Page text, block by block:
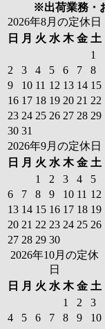
※出荷業務・
2026年8月の定休日
日 月 火 水 木 金 土
1
2
3 4 5 6 7
8
9
10 11 12 13 14 15
16 17 18 19 20 21 22
23 24 25 26 27 28 29
30 31
2026年9月の定休日
日 月 火 水 木 金 土
1
2 3 4
5
6
7 8 9 10 11 12
13 14 15 16 17 18 19
20 21 22 23 24 25 26
27 28 29 30
2026年10月の定休
日
日 月 火 水 木 金 土
1
2
3
4
5 6 7 8 9
10